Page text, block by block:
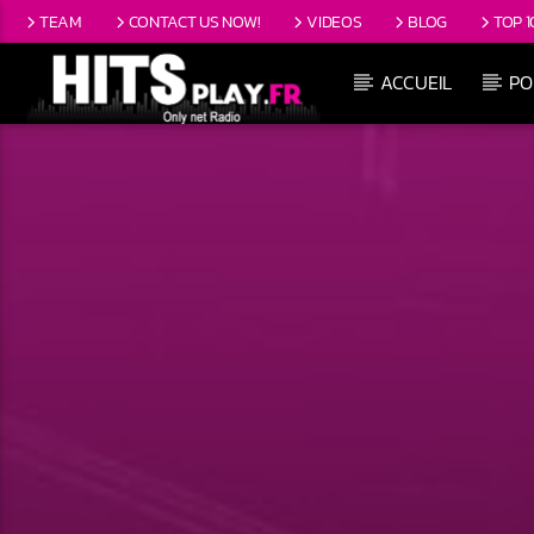
TEAM CONTACT US NOW! VIDEOS BLOG TOP
ACCUEIL